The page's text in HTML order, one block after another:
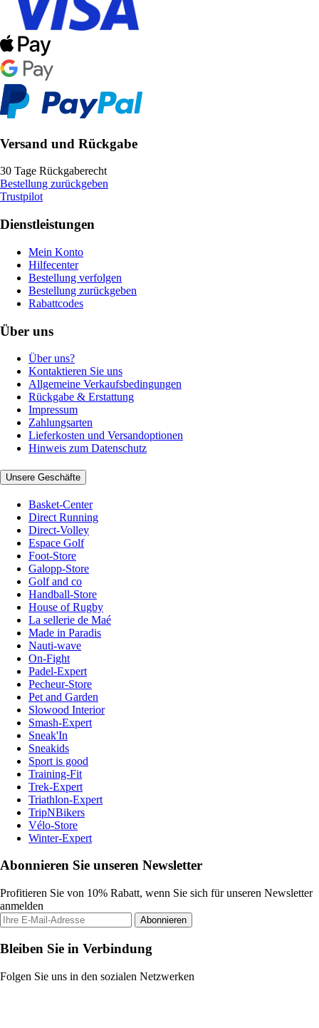
Versand und Rückgabe
30 Tage Rückgaberecht
Bestellung zurückgeben
Trustpilot
Dienstleistungen
Mein Konto
Hilfecenter
Bestellung verfolgen
Bestellung zurückgeben
Rabattcodes
Über uns
Über uns?
Kontaktieren Sie uns
Allgemeine Verkaufsbedingungen
Rückgabe & Erstattung
Impressum
Zahlungsarten
Lieferkosten und Versandoptionen
Hinweis zum Datenschutz
Unsere Geschäfte
Basket-Center
Direct Running
Direct-Volley
Espace Golf
Foot-Store
Galopp-Store
Golf and co
Handball-Store
House of Rugby
La sellerie de Maé
Made in Paradis
Nauti-wave
On-Fight
Padel-Expert
Pecheur-Store
Pet and Garden
Slowood Interior
Smash-Expert
Sneak'In
Sneakids
Sport is good
Training-Fit
Trek-Expert
Triathlon-Expert
TripNBikers
Vélo-Store
Winter-Expert
Abonnieren Sie unseren Newsletter
Profitieren Sie von 10% Rabatt, wenn Sie sich für unseren Newsletter
anmelden
Abonnieren
Bleiben Sie in Verbindung
Folgen Sie uns in den sozialen Netzwerken